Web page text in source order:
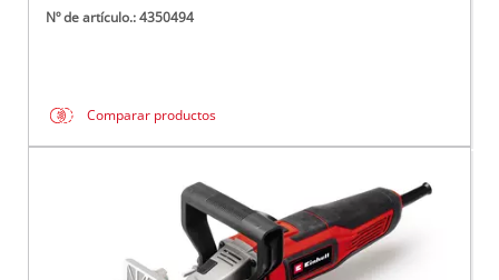
Nº de artículo.: 4350494
Comparar productos